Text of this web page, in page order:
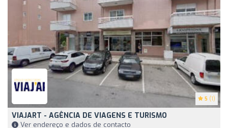
5 (1)
VIAJART - AGÊNCIA DE VIAGENS E TURISMO
Ver endereço e dados de contacto